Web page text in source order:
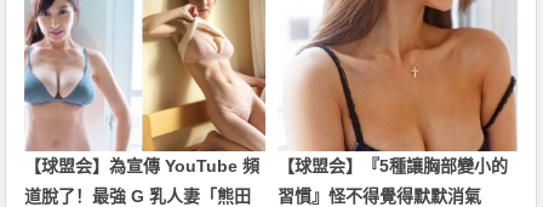
【球盟会】為宣傳 YouTube 頻
道脫了！最強 G 乳人妻「熊田
【球盟会】『5種讓胸部變小的
習慣』怪不得覺得默默消氣